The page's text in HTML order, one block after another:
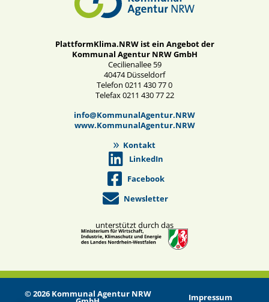
PlattformKlima.NRW ist ein Angebot der
Kommunal Agentur NRW GmbH
Cecilienallee 59
40474 Düsseldorf
Telefon 0211 430 77 0
Telefax 0211 430 77 22
info@KommunalAgentur.NRW
www.KommunalAgentur.NRW
Kontakt
LinkedIn
Facebook
Newsletter
unterstützt durch das
© 2026 Kommunal Agentur NRW Impressum